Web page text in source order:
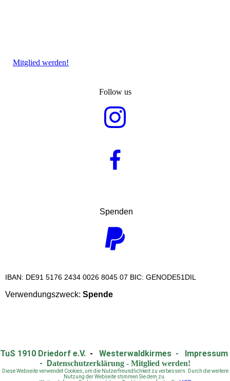
Mitglied werden!
Follow us
Spenden
IBAN: DE91 5176 2434 0026 8045 07 BIC: GENODE51DIL
Verwendungszweck: Spende
TuS 1910 Driedorf e.V. - Westerwaldkirmes -
Impressum
-
Datenschutzerklärung - Mitglied werden!
Diese Webseite verwendet Cookies, um die Nutzerfreundlichkeit zu verbessern. Durch die weitere
Nutzung der Webseite stimmen Sie dem zu.